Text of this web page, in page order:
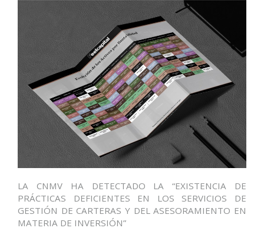
LA CNMV HA DETECTADO LA “EXISTENCIA DE
PRÁCTICAS DEFICIENTES EN LOS SERVICIOS DE
GESTIÓN DE CARTERAS Y DEL ASESORAMIENTO EN
MATERIA DE INVERSIÓN”